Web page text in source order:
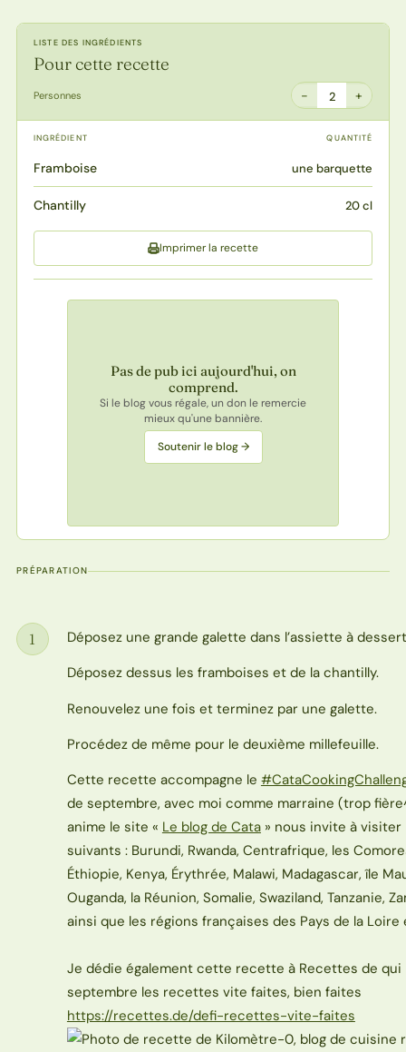
LISTE DES INGRÉDIENTS
Pour cette recette
Personnes − 2 +
INGRÉDIENT QUANTITÉ
Framboise une barquette
Chantilly 20 cl
Imprimer la recette
Pas de pub ici aujourd'hui, on
comprend.
Si le blog vous régale, un don le remercie
mieux qu'une bannière.
Soutenir le blog →
PRÉPARATION
Étape
1
Déposez une grande galette dans l’assiette à
Déposez dessus les framboises et de la chantilly.
Renouvelez une fois et terminez par une galette.
Procédez de même pour le deuxième millefeuille.
Cette recette accompagne le
de septembre, avec moi comme marraine (trop
anime le site « Le blog de Cata» nous invite à visiter
suivants : Burundi, Rwanda, Centrafrique, les
Éthiopie, Kenya, Érythrée, Malawi, Madagascar, île
Ouganda, la Réunion, Somalie, Swaziland, Tanzanie,
ainsi que les régions françaises des Pays de la
Je dédie également cette recette à Recettes de qui
septembre les recettes vite faites, bien faites
https://recettes.de/defi-recettes-vite-faites